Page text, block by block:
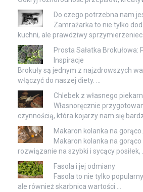
Do czego potrzebna nam
Zamrażarka to nie tylko
kuchni, ale prawdziwy
Prosta Sałatka Brokułowa:
Inspiracje
Brokuły są jednym z najzdrowszych
włączyć do naszej diety. …
Chlebek z własnego
Własnoręcznie
czynnością, która kojarzy nam się
Makaron kolanka na gorąco.
Makaron kolanka na gorąco
rozwiązanie na szybki i sycący posiłek,
Fasola i jej odmiany
Fasola to nie tylko
ale również skarbnica wartości …